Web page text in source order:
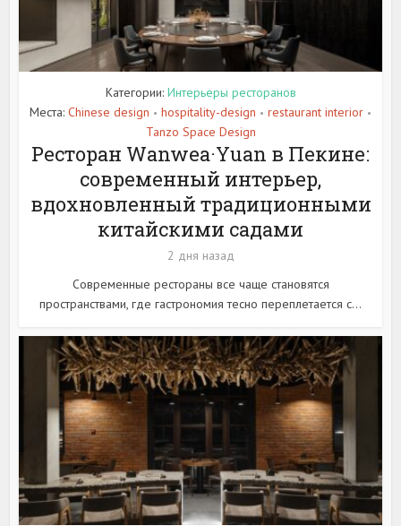
Категории: Интерьеры ресторанов
Места: Chinese design • hospitality-design • restaurant interior •
Tanzo Space Design
Ресторан Wanwea·Yuan в Пекине:
современный интерьер,
вдохновленный традиционными
китайскими садами
2 дня назад
Современные рестораны все чаще становятся
пространствами, где гастрономия тесно переплетается с...